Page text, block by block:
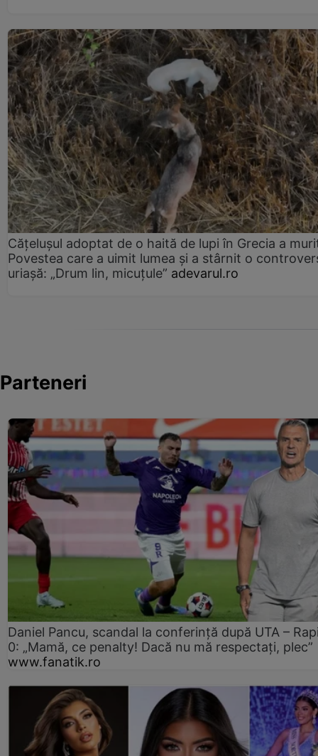
Cățelușul adoptat de o haită de lupi în Grecia a
Povestea care a uimit lumea și a stârnit o
uriașă: „Drum lin, micuțule” adevarul.ro
Parteneri
Daniel Pancu, scandal la conferință după UTA –
0: „Mamă, ce penalty! Dacă nu mă respectați, plec”
www.fanatik.ro